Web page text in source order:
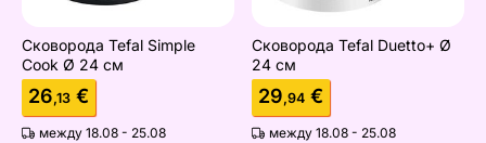
Сковорода Tefal Simple
Cook Ø 24 см
26,13 €
между 18.08 - 25.08
Сковорода Tefal Duetto+ Ø
24 см
29,94 €
между 18.08 - 25.08